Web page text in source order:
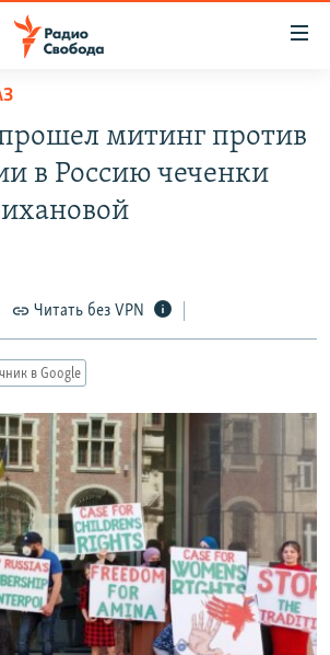
РАССЫЛКУ
митинг против
в Россию чеченки
Читать без VPN
в Google